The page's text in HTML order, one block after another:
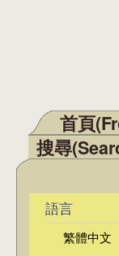
主選單
首頁
搜尋
語言
繁體中文